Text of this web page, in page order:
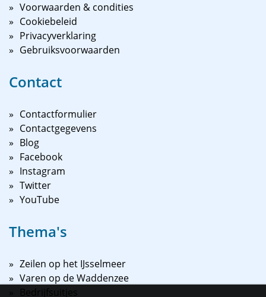
Voorwaarden & condities
Cookiebeleid
Privacyverklaring
Gebruiksvoorwaarden
Contact
Contactformulier
Contactgegevens
Blog
Facebook
Instagram
Twitter
YouTube
Thema's
Zeilen op het IJsselmeer
Varen op de Waddenzee
Bedrijfsuitjes